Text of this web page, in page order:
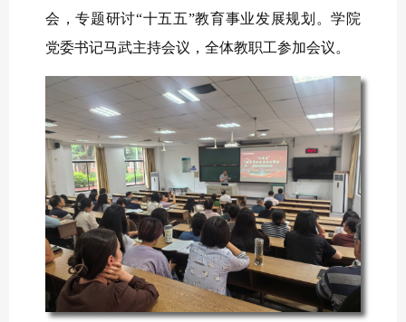
会，专题研讨“十五五”教育事业发展规划。学院
党委书记马武主持会议，全体教职工参加会议。